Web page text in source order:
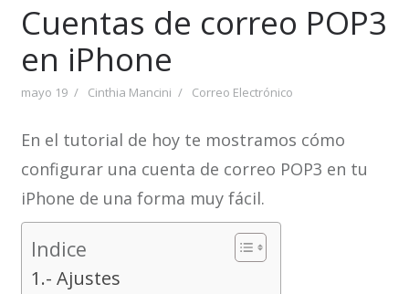
Cuentas de correo POP3
en iPhone
mayo 19 Cinthia Mancini Correo Electrónico
En el tutorial de hoy te mostramos cómo
configurar una cuenta de correo POP3 en tu
iPhone de una forma muy fácil.
Indice
1.- Ajustes